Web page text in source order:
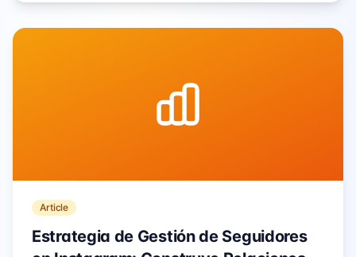
Article
Estrategia de Gestión de Seguidores